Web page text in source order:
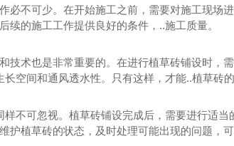
必不可少。在开始施工之前，需要对施工现场
续的施工工作提供良好的条件，..施工质量。
技术也是非常重要的。在进行植草砖铺设时，
空间和通风透水性。只有这样，才能..植草砖的
样不可忽视。植草砖铺设完成后，需要进行适
护植草砖的状态，及时处理可能出现的问题，